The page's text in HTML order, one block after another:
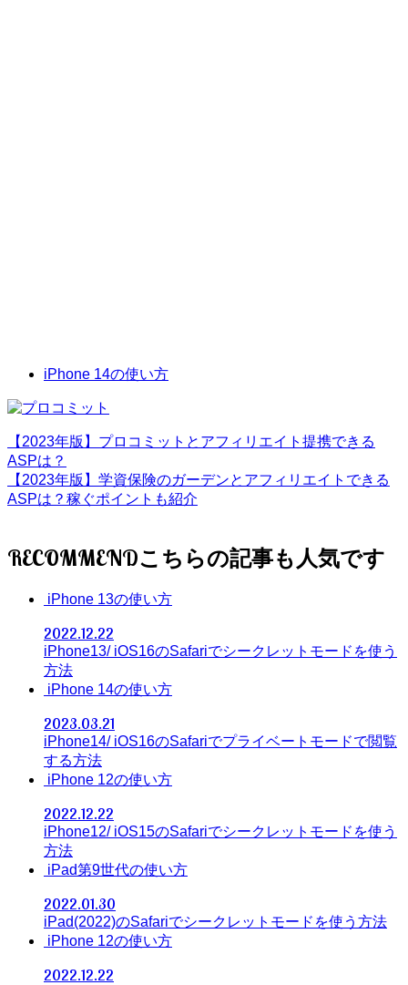
iPhone 14の使い方
【2023年版】プロコミットとアフィリエイト提携できる
ASPは？
【2023年版】学資保険のガーデンとアフィリエイトできる
ASPは？稼ぐポイントも紹介
RECOMMEND
iPhone 13の使い方
2022.12.22
iPhone13/ iOS16のSafariでシークレットモードを使う
方法
iPhone 14の使い方
2023.03.21
iPhone14/ iOS16のSafariでプライベートモードで閲覧
する方法
iPhone 12の使い方
2022.12.22
iPhone12/ iOS15のSafariでシークレットモードを使う
方法
iPad第9世代の使い方
2022.01.30
iPad(2022)のSafariでシークレットモードを使う方法
iPhone 12の使い方
2022.12.22